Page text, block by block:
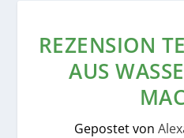
REZENSION
AUS
Gepostet von